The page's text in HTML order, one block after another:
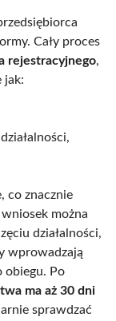
Cały proces
rejestracyjnego,
jak:
co znacznie
można
działalności,
wprowadzają
obiegu. Po
ma aż 30 dni
sprawdzać